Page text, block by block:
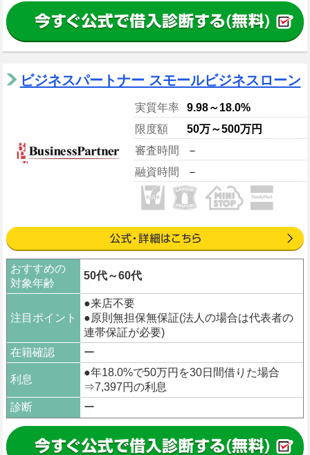
ビジネスパートナー スモールビジネスローン
実質年率
9.98～18.0%
限度額
50万～500万円
審査時間
－
融資時間
－
おすすめの
対象年齢
50代～60代
注目ポイント
●来店不要
●原則無担保無保証(法人の場合は代表者の
連帯保証が必要)
在籍確認
ー
利息
●年18.0%で50万円を30日間借りた場合
⇒7,397円の利息
診断
ー